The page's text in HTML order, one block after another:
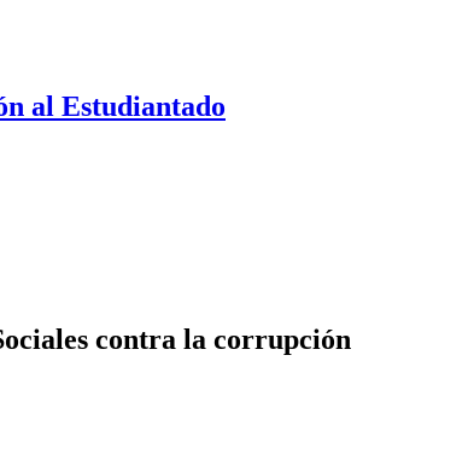
al Estudiantado
contra la corrupción